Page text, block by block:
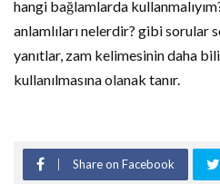
hangi bağlamlarda
anlamlıları nelerdir? gibi sorular
yanıtlar, zam kelimesinin daha
kullanılmasına olanak tanır.
Share on Facebook